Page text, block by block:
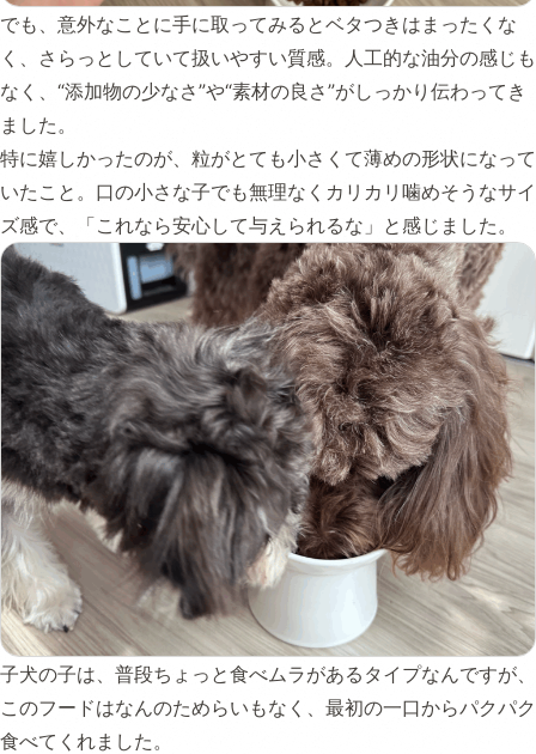
でも、意外なことに手に取ってみるとベタつきはまったくな
く、さらっとしていて扱いやすい質感。人工的な油分の感じも
なく、“添加物の少なさ”や“素材の良さ”がしっかり伝わってき
ました。
特に嬉しかったのが、粒がとても小さくて薄めの形状になって
いたこと。口の小さな子でも無理なくカリカリ噛めそうなサイ
ズ感で、「これなら安心して与えられるな」と感じました。
子犬の子は、普段ちょっと食べムラがあるタイプなんですが、
このフードはなんのためらいもなく、最初の一口からパクパク
食べてくれました。